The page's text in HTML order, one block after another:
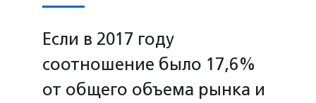
Если в 2017 году
соотношение было 17,6%
от общего объема рынка и